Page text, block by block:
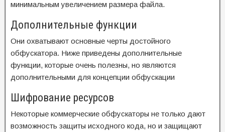
минимальным увеличением размера файла.
Дополнительные функции
Они охватывают основные черты достойного
обфускатора. Ниже приведены дополнительные
функции, которые очень полезны, но являются
дополнительными для концепции обфускации
Шифрование ресурсов
Некоторые коммерческие обфускаторы не только дают
возможность защиты исходного кода, но и защищают